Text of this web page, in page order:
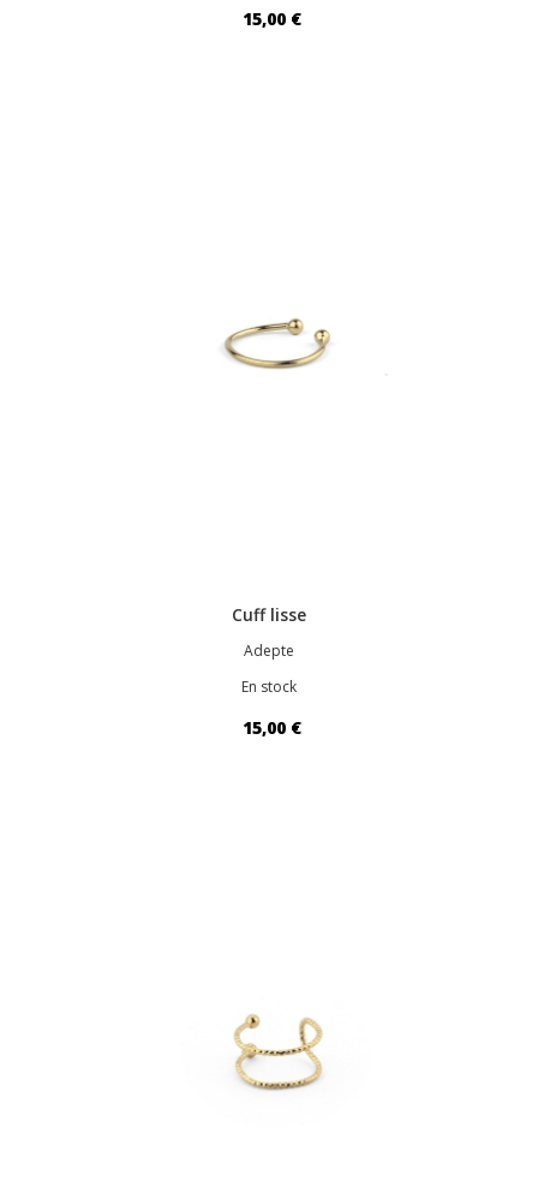
15,00 €
Cuff lisse
Adepte
En stock
15,00 €